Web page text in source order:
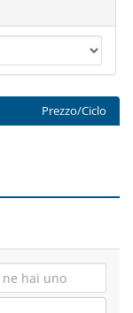
Prezzo/Ciclo